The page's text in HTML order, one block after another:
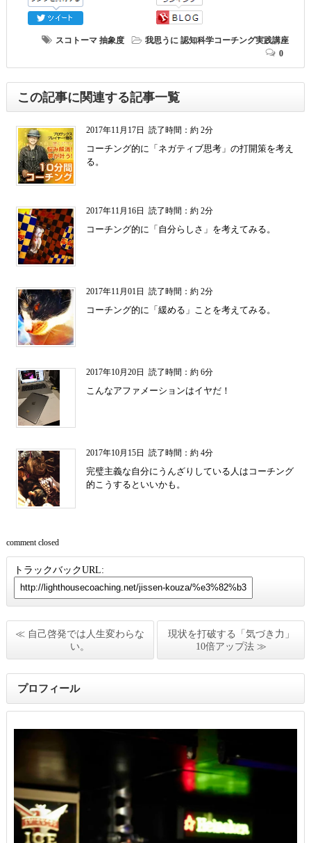
スコトーマ 抽象度 我思うに 認知科学コーチング実践講座
0
この記事に関連する記事一覧
2017年11月17日 読了時間：約 2分
コーチング的に「ネガティブ思考」の打開策を考え
る。
2017年11月16日 読了時間：約 2分
コーチング的に「自分らしさ」を考えてみる。
2017年11月01日 読了時間：約 2分
コーチング的に「緩める」ことを考えてみる。
2017年10月20日 読了時間：約 6分
こんなアファメーションはイヤだ！
2017年10月15日 読了時間：約 4分
完璧主義な自分にうんざりしている人はコーチング
的こうするといいかも。
comment closed
トラックバックURL:
≪ 自己啓発では人生変わらな
い。
現状を打破する「気づき力」
10倍アップ法 ≫
プロフィール